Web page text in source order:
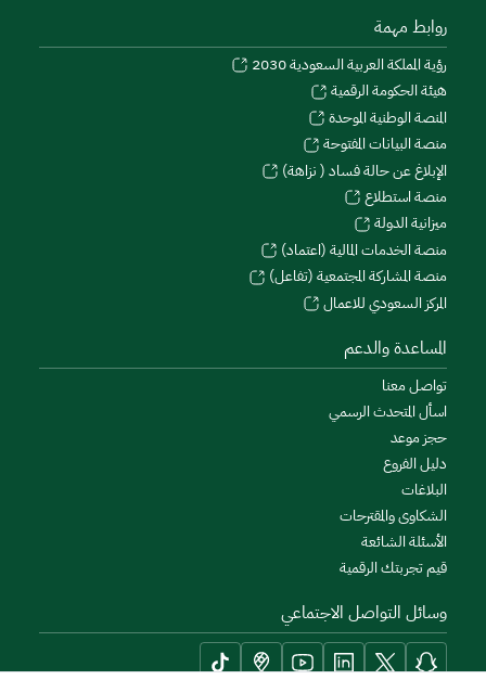
روابط مهمة
رؤية المملكة العربية السعودية 2030
هيئة الحكومة الرقمية
المنصة الوطنية الموحدة
منصة البيانات المفتوحة
الإبلاغ عن حالة فساد ( نزاهة)
منصة استطلاع
ميزانية الدولة
منصة الخدمات المالية (اعتماد)
منصة المشاركة المجتمعية (تفاعل)
المركز السعودي للاعمال
المساعدة والدعم
تواصل معنا
اسأل المتحدث الرسمي
حجز موعد
دليل الفروع
البلاغات
الشكاوى والمقترحات
الأسئلة الشائعة
قيم تجربتك الرقمية
وسائل التواصل الاجتماعي